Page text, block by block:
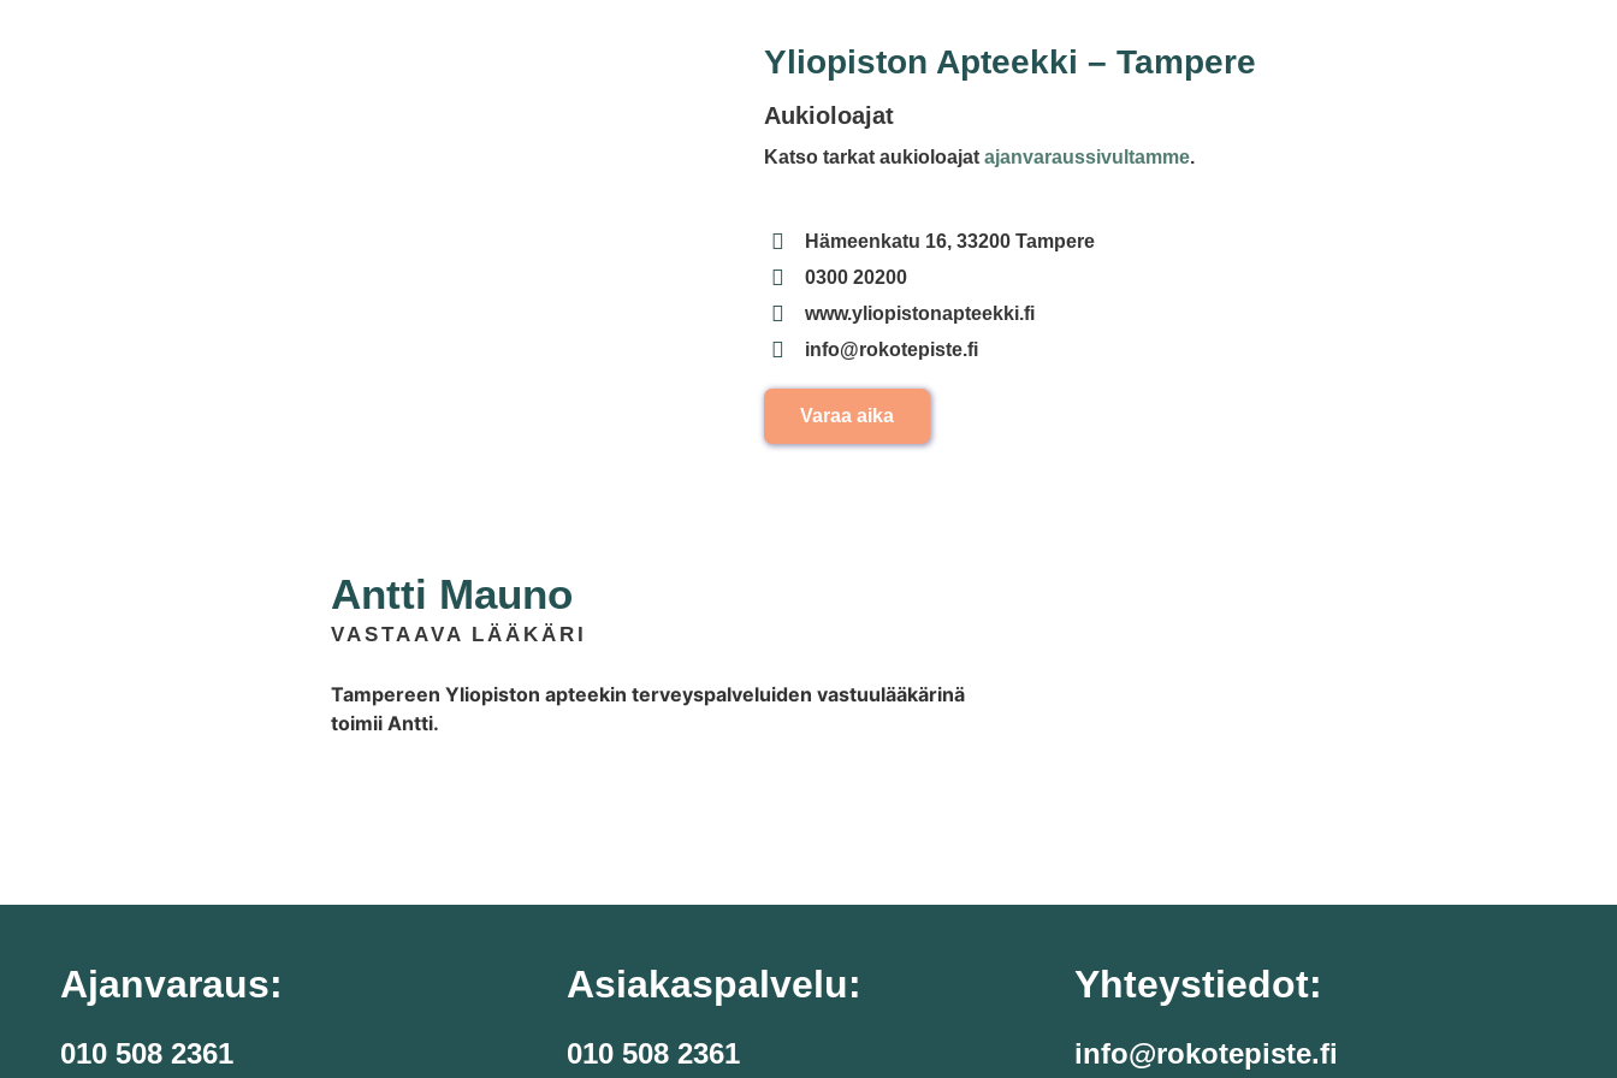
Yliopiston Apteekki – Tampere
Aukioloajat
Katso tarkat aukioloajat ajanvaraussivultamme.
Hämeenkatu 16, 33200 Tampere
0300 20200
www.yliopistonapteekki.fi
info@rokotepiste.fi
Varaa aika
Antti Mauno
VASTAAVA LÄÄKÄRI
Tampereen Yliopiston apteekin terveyspalveluiden vastuulääkärinä
toimii Antti.
Ajanvaraus:
010 508 2361
Asiakaspalvelu:
010 508 2361
Yhteystiedot:
info@rokotepiste.fi